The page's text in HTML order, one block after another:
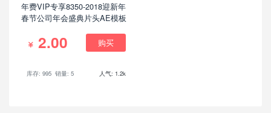
年费VIP专享8350-2018迎新年
春节公司年会盛典片头AE模板
2.00 购买
库存: 995 销量: 5 人气: 1.2k